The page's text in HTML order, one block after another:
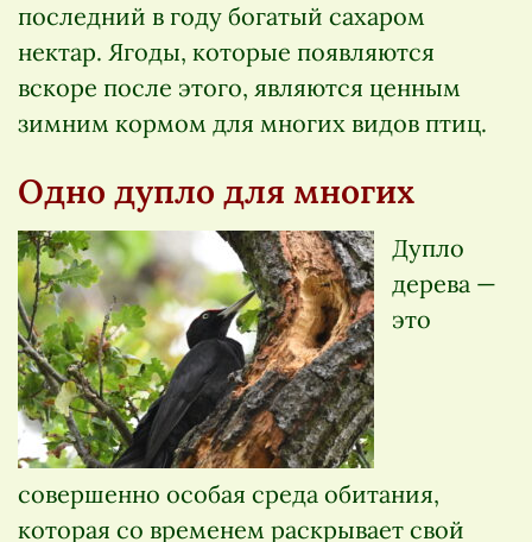
последний в году богатый сахаром
нектар. Ягоды, которые появляются
вскоре после этого, являются ценным
зимним кормом для многих видов птиц.
Одно дупло для многих
Дупло
дерева —
это
совершенно особая среда обитания,
которая со временем раскрывает свой